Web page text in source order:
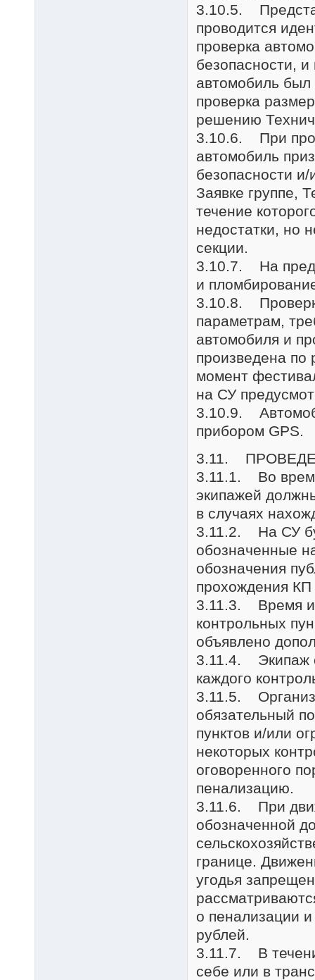
3.10.5.
проводится
проверка
безопасности,
автомобиль
проверка
решению
3.10.6. При
автомобиль
безопасности
Заявке группе,
течение
недостатки, но
секции.
3.10.7. На
и
3.10.8.
параметрам,
автомобиля и
произведена
момент
на СУ
3.10.9.
прибором GPS.
3.11.
3.11.1. Во
экипажей
в случаях
3.11.2. На СУ
обозначенные
обозначения
прохождения КП
3.11.3. Время и
контрольных
объявлено
3.11.4. Экипаж
каждого
3.11.5.
обязательный
пунктов и/или
некоторых
оговоренного
пенализацию.
3.11.6. При
обозначенной
границе.
угодья
о пенализации
рублей.
3.11.7. В
себе или в